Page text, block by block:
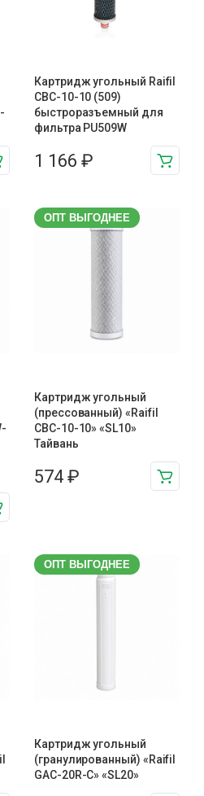
Картридж угольный Raifil
CBC-10-10 (509)
быстроразъемный для
фильтра PU509W
1 166 ₽
ОПТ ВЫГОДНЕЕ
Картридж угольный
(прессованный) «Raifil
CBC-10-10» «SL10»
Тайвань
574 ₽
ОПТ ВЫГОДНЕЕ
Картридж угольный
(гранулированный) «Raifil
GAC-20R-C» «SL20»